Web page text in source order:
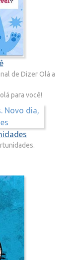
de Dizer Olá a
para você!